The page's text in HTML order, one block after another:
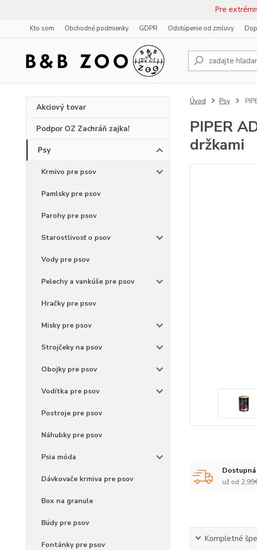
Pre
Kto som Obchodné podmienky GDPR Odstúpenie od zmluvy
Akciový tovar
Podpor OZ Zachráň zajka!
Psy
Krmivo pre psov
Pamlsky pre psov
Parohy pre psov
Starostlivosť o psov
Vody pre psov
Pelechy a vankúše pre psov
Hračky pre psov
Misky pre psov
Strojčeky na psov
Obojky pre psov
Vodítka pre psov
Postroje pre psov
Náhubky pre psov
Psia móda
Dávkovače krmiva pre psov
Box na granule
Búdy pre psov
Fontánky pre psov
Úvod Psy
PIPER
držkami
už od
Kompletné